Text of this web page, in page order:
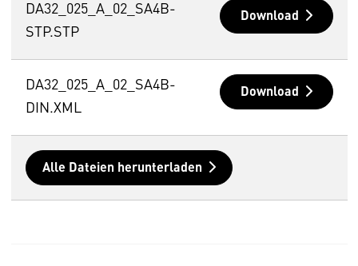
DA32_025_A_02_SA4B-
STP.STP
Download
DA32_025_A_02_SA4B-
DIN.XML
Download
Alle Dateien herunterladen